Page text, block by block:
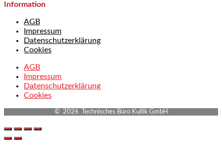
Information
AGB
Impressum
Datenschutzerklärung
Cookies
AGB
Impressum
Datenschutzerklärung
Cookies
© 2026 Technisches Büro Kullik GmbH